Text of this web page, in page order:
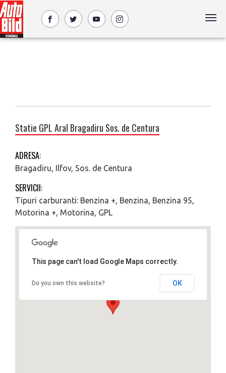
Statie GPL Aral Bragadiru Sos. de Centura
ADRESA:
Bragadiru, Ilfov, Sos. de Centura
SERVICII:
Tipuri carburanti: Benzina +, Benzina, Benzina 95,
Motorina +, Motorina, GPL
This page can't load Google Maps correctly.
Do you own this website? OK